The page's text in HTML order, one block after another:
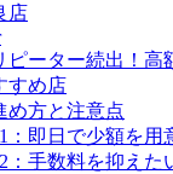
店
ピーター続出！高
すめ店
め方と注意点
：即日で少額を用
：手数料を抑えた